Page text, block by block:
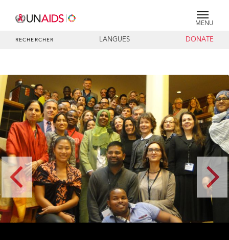
MENU
RECHERCHER LANGUES DONATE